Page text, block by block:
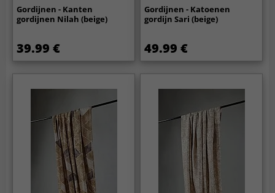
Gordijnen - Kanten
gordijnen Nilah (beige)
39.99 €
Gordijnen - Katoenen
gordijn Sari (beige)
49.99 €